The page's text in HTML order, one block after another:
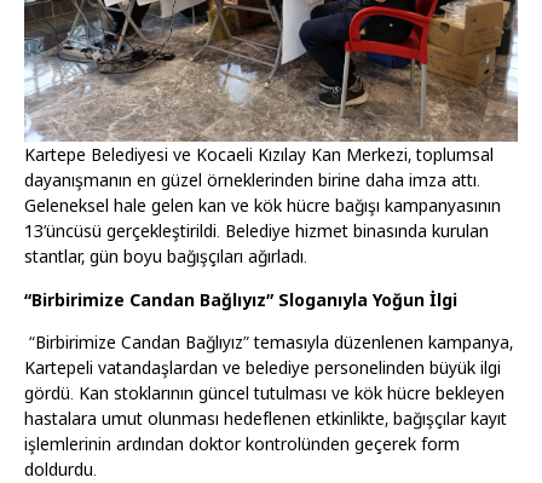
Kartepe Belediyesi ve Kocaeli Kızılay Kan Merkezi, toplumsal
dayanışmanın en güzel örneklerinden birine daha imza attı.
Geleneksel hale gelen kan ve kök hücre bağışı kampanyasının
13’üncüsü gerçekleştirildi. Belediye hizmet binasında kurulan
stantlar, gün boyu bağışçıları ağırladı.
“Birbirimize Candan Bağlıyız” Sloganıyla Yoğun İlgi
“Birbirimize Candan Bağlıyız” temasıyla düzenlenen kampanya,
Kartepeli vatandaşlardan ve belediye personelinden büyük ilgi
gördü. Kan stoklarının güncel tutulması ve kök hücre bekleyen
hastalara umut olunması hedeflenen etkinlikte, bağışçılar kayıt
işlemlerinin ardından doktor kontrolünden geçerek form
doldurdu.